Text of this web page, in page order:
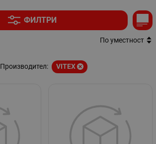
ФИЛТРИ
По уместност
Производител: VITEX